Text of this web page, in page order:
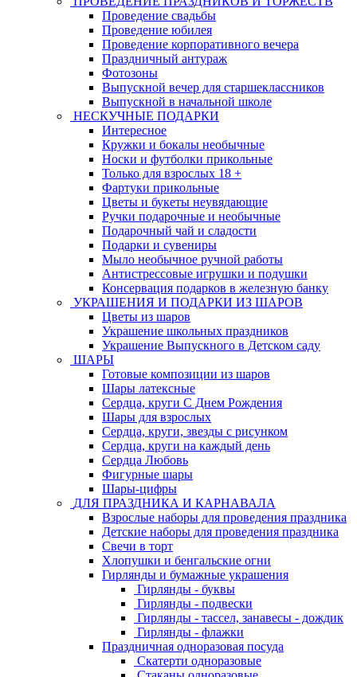
Проведение свадьбы
Проведение юбилея
Проведение корпоративного вечера
Праздничный антураж
Фотозоны
Выпускной вечер для старшеклассников
Выпускной в начальной школе
НЕСКУЧНЫЕ ПОДАРКИ
Интересное
Кружки и бокалы необычные
Носки и футболки прикольные
Только для взрослых 18 +
Фартуки прикольные
Цветы и букеты неувядающие
Ручки подарочные и необычные
Подарочный чай и сладости
Подарки и сувениры
Мыло необычное ручной работы
Антистрессовые игрушки и подушки
Консервация подарков в железную банку
УКРАШЕНИЯ И ПОДАРКИ ИЗ ШАРОВ
Цветы из шаров
Украшение школьных праздников
Украшение Выпускного в Детском саду
ШАРЫ
Готовые композиции из шаров
Шары латексные
Сердца, круги С Днем Рождения
Шары для взрослых
Сердца, круги, звезды с рисунком
Сердца, круги на каждый день
Сердца Любовь
Фигурные шары
Шары-цифры
ДЛЯ ПРАЗДНИКА И КАРНАВАЛА
Взрослые наборы для проведения праздника
Детские наборы для проведения праздника
Свечи в торт
Хлопушки и бенгальские огни
Гирлянды и бумажные украшения
Гирлянды - буквы
Гирлянды - подвески
Гирлянды - тассел, занавесы - дождик
Гирлянды - флажки
Праздничная одноразовая посуда
Скатерти одноразовые